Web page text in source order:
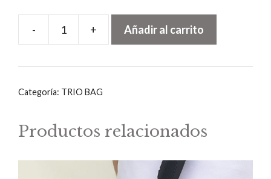
-
BOLSA
BLANCA
+ Añadir al carrito
Categoría: TRIO BAG
Productos relacionados